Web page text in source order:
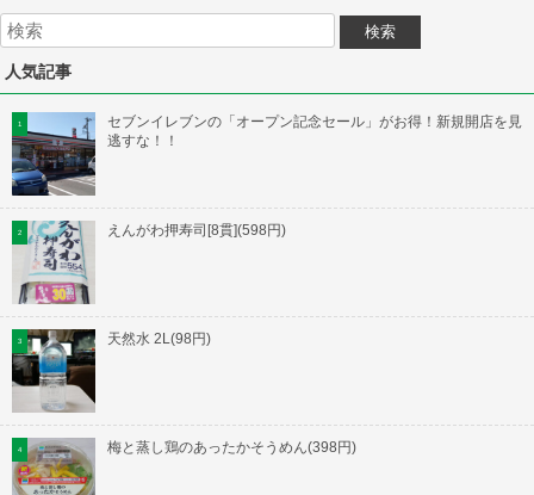
人気記事
セブンイレブンの「オープン記念セール」がお得！新規開店を見
逃すな！！
えんがわ押寿司[8貫](598円)
天然水 2L(98円)
梅と蒸し鶏のあったかそうめん(398円)